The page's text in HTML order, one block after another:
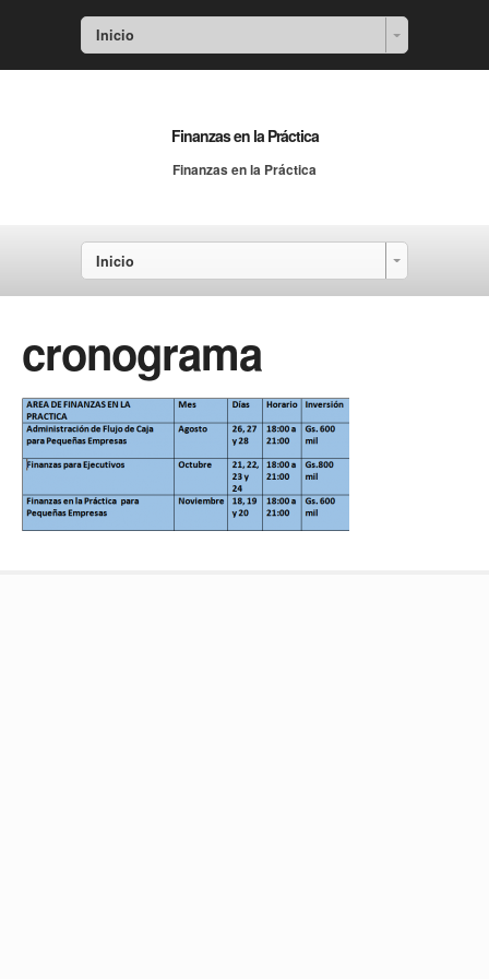
Inicio
Finanzas en la Práctica
Finanzas en la Práctica
Inicio
cronograma